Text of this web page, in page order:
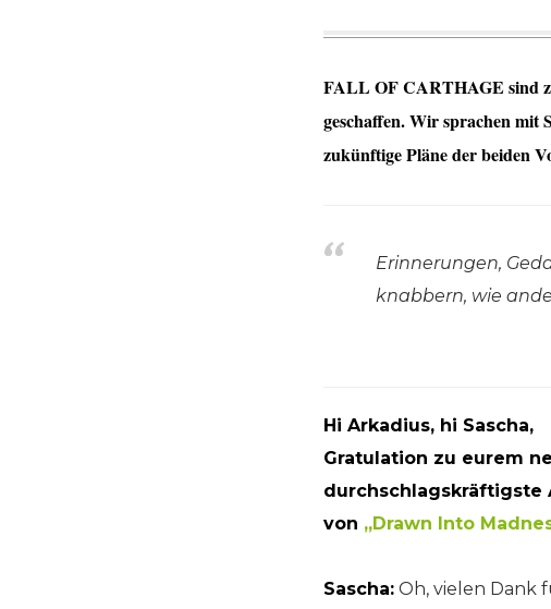
FALL OF CARTHAGE sind
geschaffen. Wir sprachen mit
zukünftige Pläne der beiden
Erinnerungen,
knabbern, wie
Hi Arkadius, hi Sascha,
Gratulation zu eurem
durchschlagskräftigste
von „Drawn Into
Sascha: Oh, vielen Dank